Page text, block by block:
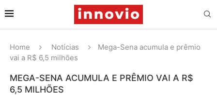
Home Notícias
Mega-Sena acumula e prêmio
vai a R$ 6,5 milhões
MEGA-SENA ACUMULA E PRÊMIO VAI A R$
6,5 MILHÕES